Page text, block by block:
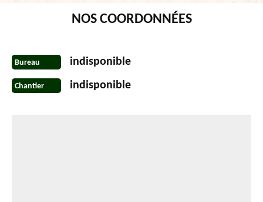
NOS COORDONNÉES
Bureau indisponible
Chantier indisponible